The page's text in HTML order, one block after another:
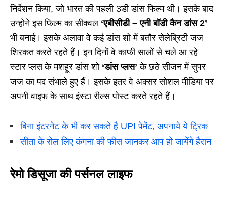
निर्देशन किया, जो भारत की पहली 3डी डांस फिल्म थी। इसके बाद
उन्होने इस फिल्म का सीक्वल ‘एबीसीडी – एनी बॉडी कैन डांस 2’
भी बनाई। इसके अलावा वे कई डांस शो में बतौर सेलेब्रिटी जज
शिरकत करते रहते हैं। इन दिनों वे काफी सालों से चले आ रहे
स्टार प्लस के मशहूर डांस शो ‘डांस प्लस’के छठे सीजन में सुपर
जज का पद संभाले हुए हैं। इसके इतर वे अक्सर सोशल मीडिया पर
अपनी वाइफ के साथ इंस्टा रील्स पोस्ट करते रहते हैं।
बिना इंटरनेट के भी कर सकते है UPI पेमेंट, अपनाये ये ट्रिक
सीता के रोल लिए कंगना की फीस जानकर आप हो जायेंगे हैरान
रेमो डिसूजा की पर्सनल लाइफ